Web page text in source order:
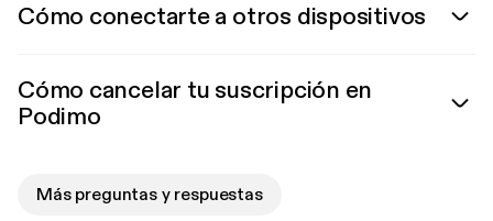
Cómo conectarte a otros dispositivos
Cómo cancelar tu suscripción en
Podimo
Más preguntas y respuestas